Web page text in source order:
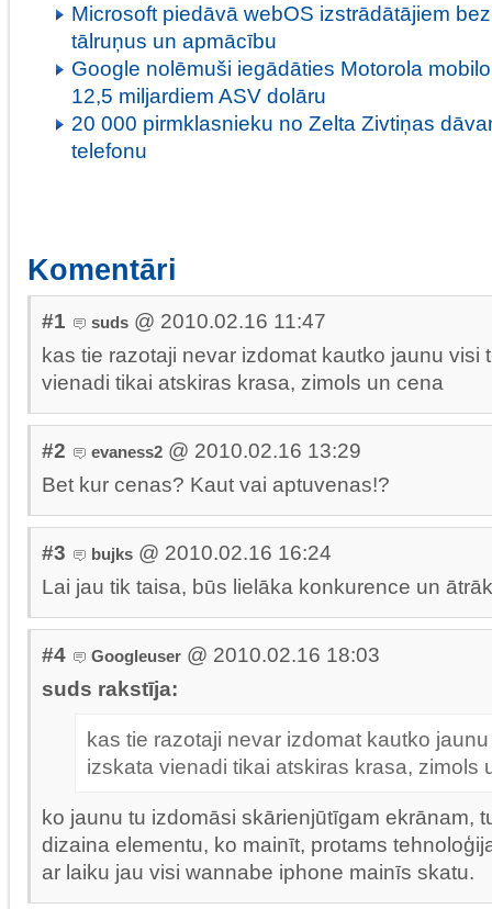
Microsoft piedāvā webOS izstrādātājiem
tālruņus un apmācību
Google nolēmuši iegādāties Motorola
12,5 miljardiem ASV dolāru
20 000 pirmklasnieku no Zelta Zivtiņas
telefonu
Komentāri
#1 suds @ 2010.02.16 11:47
kas tie razotaji nevar izdomat kautko jaunu visi
vienadi tikai atskiras krasa, zimols un cena
#2 evaness2 @ 2010.02.16 13:29
Bet kur cenas? Kaut vai aptuvenas!?
#3 bujks @ 2010.02.16 16:24
Lai jau tik taisa, būs lielāka konkurence un
#4 Googleuser @ 2010.02.16 18:03
suds rakstīja:
kas tie razotaji nevar izdomat kautko
izskata vienadi tikai atskiras krasa, zimols
ko jaunu tu izdomāsi skārienjūtīgam ekrānam,
dizaina elementu, ko mainīt, protams
ar laiku jau visi wannabe iphone mainīs skatu.